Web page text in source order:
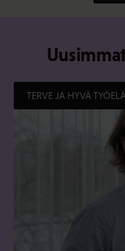
TERVE JA HYVÄ